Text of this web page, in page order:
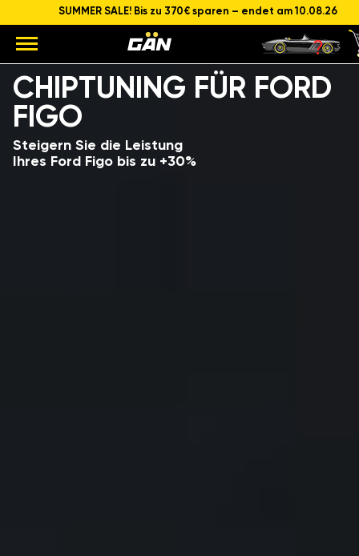
SUMMER SALE! Bis zu 370€ sparen – endet am 10.08.26
CHIPTUNING FÜR FORD
FIGO
Steigern Sie die Leistung
Ihres Ford Figo bis zu +30%
Modell
Hubraum und Leistung des Motors